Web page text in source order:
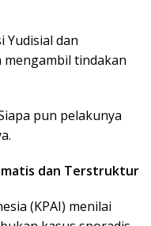
Yudisial dan
tindakan
pun pelakunya
dan Terstruktur
(KPAI) menilai